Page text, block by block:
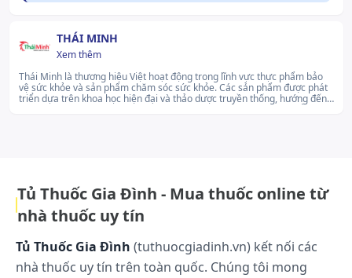
Cách bảo quản:
Bảo quản nơi khô ráo, thoáng mát, tránh ánh sáng,
THÁI MINH
Xem thêm
Thái Minh là thương hiệu Việt hoạt động trong lĩnh vực thực phẩm bảo
vệ sức khỏe và sản phẩm chăm sóc sức khỏe. Các sản phẩm được phát
triển dựa trên khoa học hiện đại và thảo dược truyền thống, hướng đến
Tủ Thuốc Gia Đình - Mua thuốc online từ
nhà thuốc uy tín
Tủ Thuốc Gia Đình (tuthuocgiadinh.vn) kết nối các
nhà thuốc uy tín trên toàn quốc. Chúng tôi mong